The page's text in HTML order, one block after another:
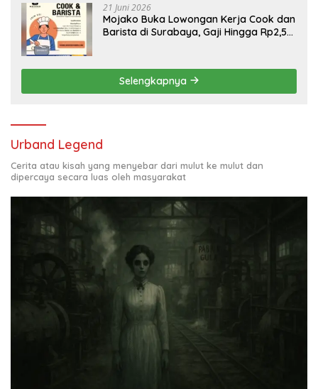
21 Juni 2026
Mojako Buka Lowongan Kerja Cook dan
Barista di Surabaya, Gaji Hingga Rp2,5
Selengkapnya
Urband Legend
Cerita atau kisah yang menyebar dari mulut ke mulut dan
dipercaya secara luas oleh masyarakat